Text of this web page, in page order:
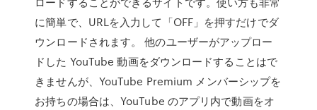
に簡単で、URLを入力して「OFF」を押すだけでダ
ウンロードされます。 他のユーザーがアップロー
ドした YouTube 動画をダウンロードすることはで
きませんが、YouTube Premium メンバーシップを
お持ちの場合は、YouTube のアプリ内で動画をオ